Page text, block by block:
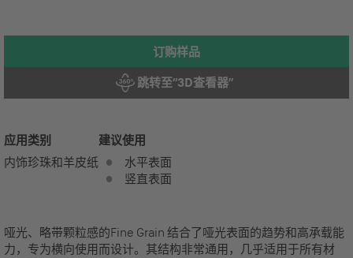
订购样品
跳转至“3D查看器”
应用
内饰
类别
珍珠和羊皮纸
建议使用
水平表面
竖直表面
哑光、略带颗粒感的Fine Grain 结合了哑光表面的趋势和高承载能
力，专为横向使用而设计。其结构非常通用，几乎适用于所有材